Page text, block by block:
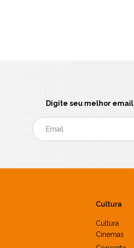
Digite seu melhor email
Cultura
Cultura
Cinemas